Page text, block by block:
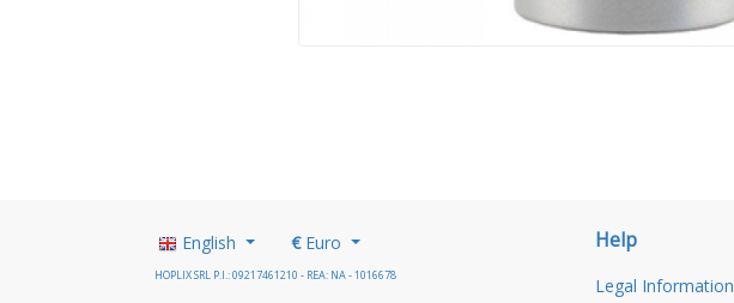
English €Euro
HOPLIX SRL P.I.: 09217461210 - REA: NA - 1016678
Help
Legal Information